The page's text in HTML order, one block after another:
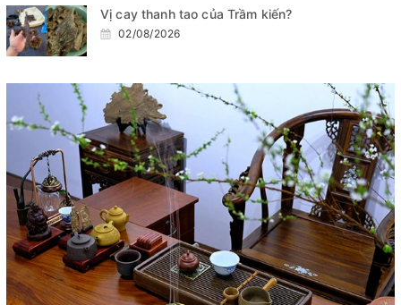
Vị cay thanh tao của Trầm kiến?
02/08/2026